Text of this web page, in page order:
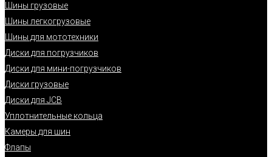
Шины грузовые
Шины легкогрузовые
Шины для мототехники
Диски для погрузчиков
Диски для мини-погрузчиков
Диски грузовые
Диски для JCB
Уплотнительные кольца
Камеры для шин
Флапы